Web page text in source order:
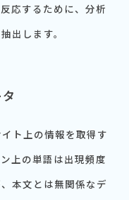
応するために、分析
出します。
ト上の情報を取得す
上の単語は出現頻度
本文とは無関係なデ